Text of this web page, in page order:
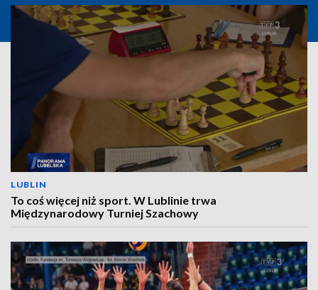
LUBLIN
To coś więcej niż sport. W Lublinie trwa
Międzynarodowy Turniej Szachowy